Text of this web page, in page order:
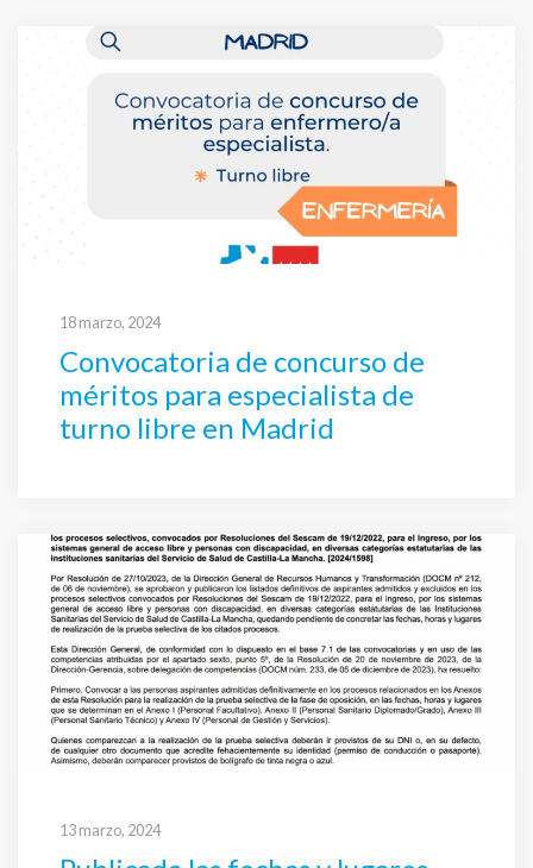
18 marzo, 2024
Convocatoria de concurso de
méritos para especialista de
turno libre en Madrid
13 marzo, 2024